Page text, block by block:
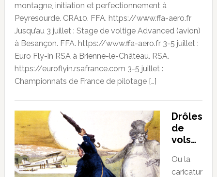
montagne, initiation et perfectionnement à
Peyresourde. CRA10. FFA. https://www.ffa-aero.fr
Jusqu’au 3 juillet : Stage de voltige Advanced (avion)
à Besançon. FFA. https://www.ffa-aero.fr 3-5 juillet :
Euro Fly-in RSA à Brienne-le-Château. RSA.
https://euroflyin.rsafrance.com 3-5 juillet :
Championnats de France de pilotage […]
Drôles
de
vols…
Ou la
caricatur